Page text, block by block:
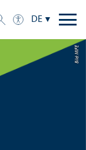
DE
Bild: MIFE